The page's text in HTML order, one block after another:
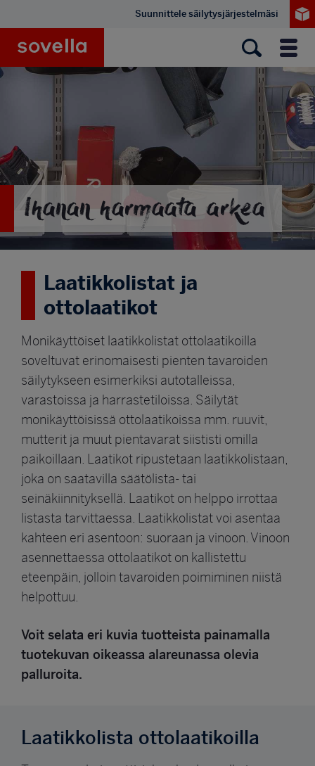
pääsisältöön
Suunnittele säilytysjärjestelmäsi
Sovella
Ihanan harmaata arkea
Laatikkolistat ja
ottolaatikot
Monikäyttöiset laatikkolistat ottolaatikoilla
soveltuvat erinomaisesti pienten tavaroiden
säilytykseen esimerkiksi autotalleissa,
varastoissa ja harrastetiloissa. Säilytät
monikäyttöisissä ottolaatikoissa mm. ruuvit,
mutterit ja muut pientavarat siististi omilla
paikoillaan. Laatikot ripustetaan laatikkolistaan,
joka on saatavilla säätölista- tai
seinäkiinnityksellä. Laatikot on helppo irrottaa
listasta tarvittaessa. Laatikkolistat voi asentaa
kahteen eri asentoon: suoraan ja vinoon. Vinoon
asennettaessa ottolaatikot on kallistettu
eteenpäin, jolloin tavaroiden poimiminen niistä
helpottuu.
Voit selata eri kuvia tuotteista painamalla
tuotekuvan oikeassa alareunassa olevia
palluroita.
Laatikkolista ottolaatikoilla